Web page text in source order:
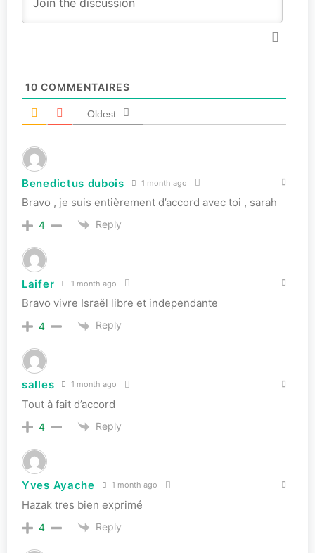
10 COMMENTAIRES
Oldest
Benedictus dubois 1 month ago
Bravo , je suis entièrement d’accord avec toi , sarah
4 Reply
Laifer 1 month ago
Bravo vivre Israël libre et independante
4 Reply
salles 1 month ago
Tout à fait d’accord
4 Reply
Yves Ayache 1 month ago
Hazak tres bien exprimé
4 Reply